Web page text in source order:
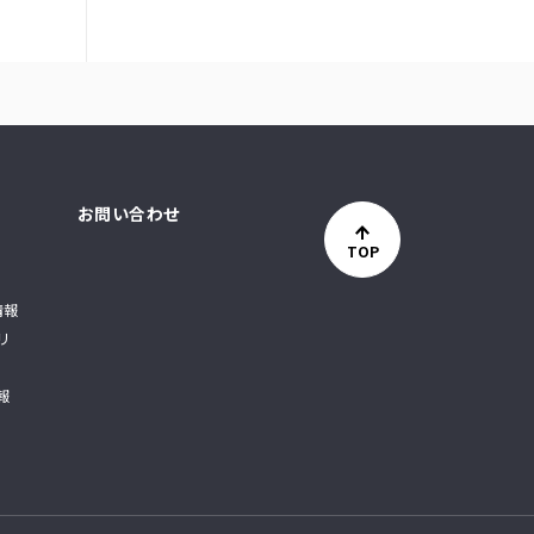
報
お問い合わせ
TOP